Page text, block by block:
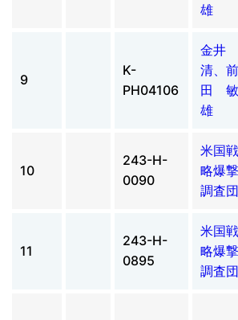
雄
9
K-
PH04106
金井
清、前
田 敏
雄
10
243-H-
0090
米国戦
略爆撃
調査団
11
243-H-
0895
米国戦
略爆撃
調査団